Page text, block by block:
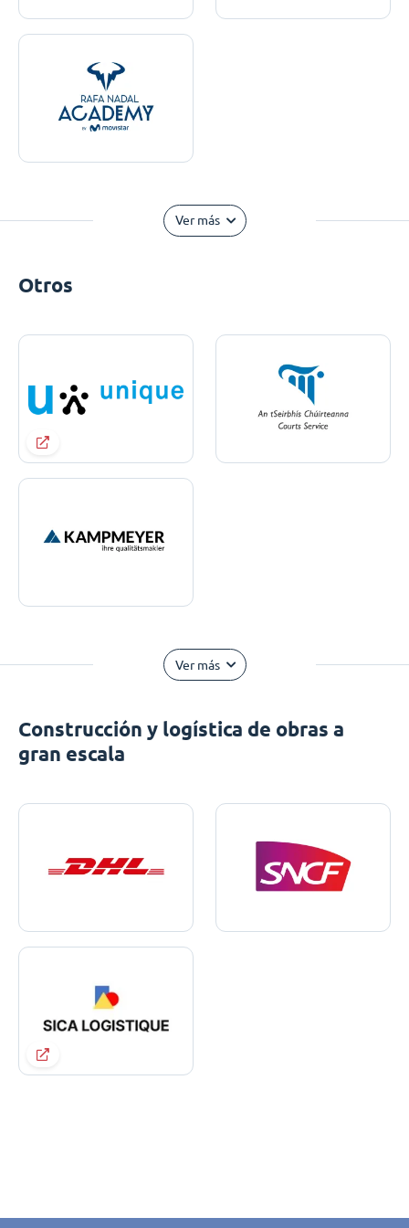
Ver más
Otros
Ver más
Construcción y logística de obras a
gran escala